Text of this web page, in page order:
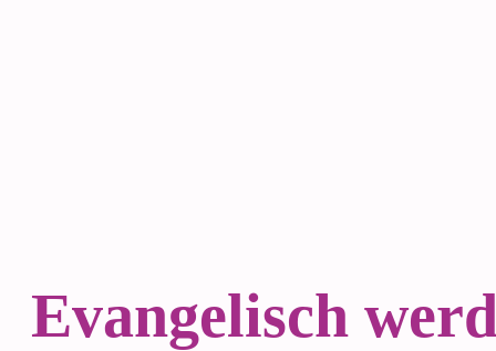
Evangelisch